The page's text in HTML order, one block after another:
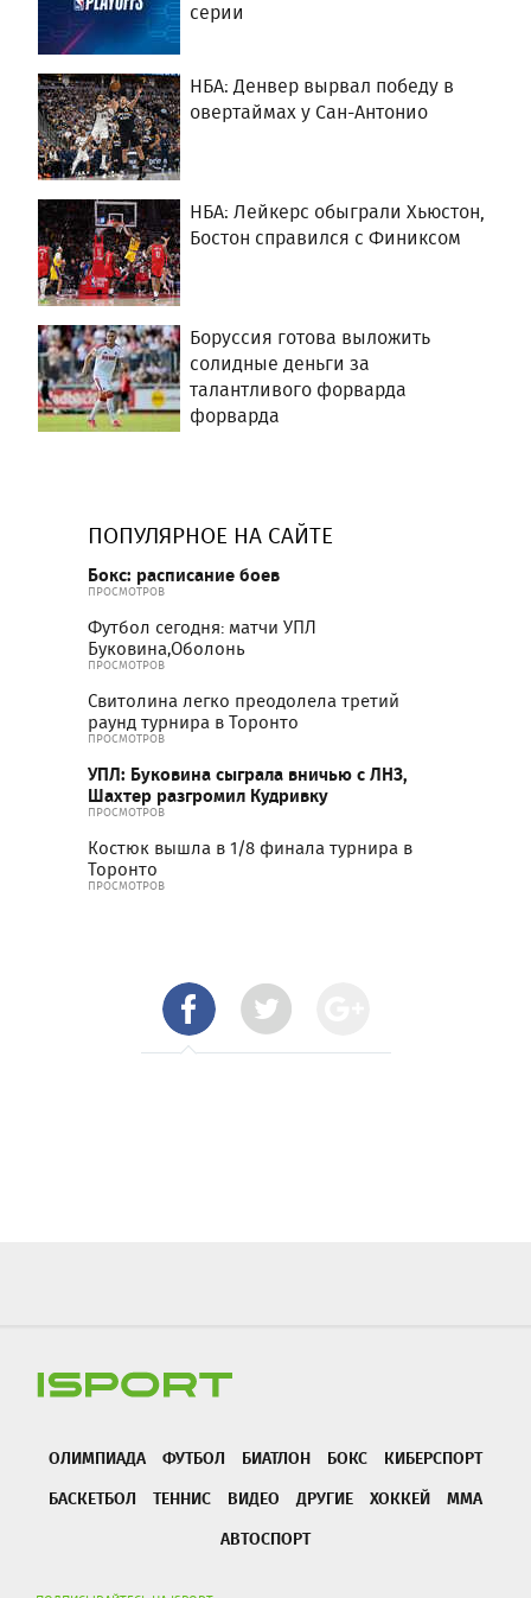
серии
НБА: Денвер вырвал победу в
овертаймах у Сан-Антонио
НБА: Лейкерс обыграли Хьюстон,
Бостон справился с Финиксом
Боруссия готова выложить
солидные деньги за
талантливого форварда
форварда
ПОПУЛЯРНОЕ НА САЙТЕ
Бокс: расписание боев
ПРОСМОТРОВ
Футбол сегодня: матчи УПЛ
Буковина,Оболонь
ПРОСМОТРОВ
Свитолина легко преодолела третий
раунд турнира в Торонто
ПРОСМОТРОВ
УПЛ: Буковина сыграла вничью с ЛНЗ,
Шахтер разгромил Кудривку
ПРОСМОТРОВ
Костюк вышла в 1/8 финала турнира в
Торонто
ПРОСМОТРОВ
ОЛИМПИАДА ФУТБОЛ БИАТЛОН БОКС
КИБЕРСПОРТ
БАСКЕТБОЛ
ТЕННИС ВИДЕО ДРУГИЕ ХОККЕЙ
ММА
АВТОСПОРТ